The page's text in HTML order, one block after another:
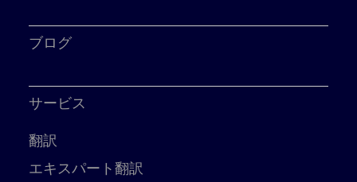
ブログ
サービス
翻訳
エキスパート翻訳